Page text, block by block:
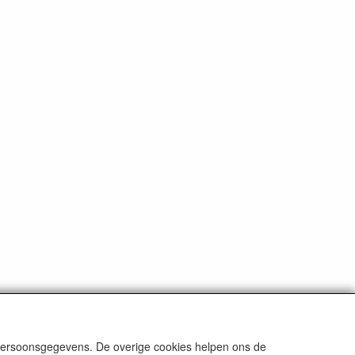
De overige cookies helpen ons de